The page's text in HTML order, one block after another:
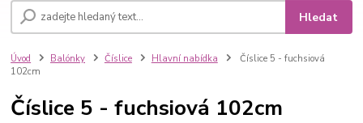
Hledat
Úvod Balónky Číslice Hlavní nabídka
Číslice 5 - fuchsiová
102cm
Číslice 5 - fuchsiová 102cm